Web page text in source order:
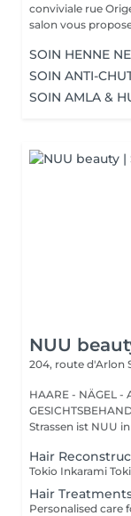
conviviale rue Origer
salon vous
SOIN HENNE
SOIN ANTI-
SOIN AMLA &
NUU
204, route d'Arlon
HAARE - NÄGEL -
Strassen ist NUU
Hair
Hair